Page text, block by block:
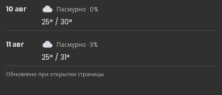
10 авг Пасмурно · 0%
25° / 30°
11 авг Пасмурно · 3%
25° / 31°
Обновлено при открытии страницы